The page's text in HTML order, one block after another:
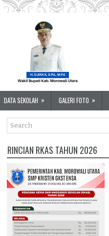
DATA SEKOLAH » GALERI FOTO »
RINCIAN RKAS TAHUN 2026